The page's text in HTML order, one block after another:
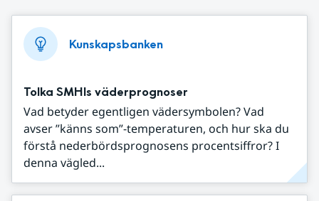
Kunskapsbanken
Tolka SMHIs väderprognoser
Vad betyder egentligen vädersymbolen? Vad
avser ”känns som”-temperaturen, och hur ska du
förstå nederbördsprognosens procentsiffror? I
denna vägled...